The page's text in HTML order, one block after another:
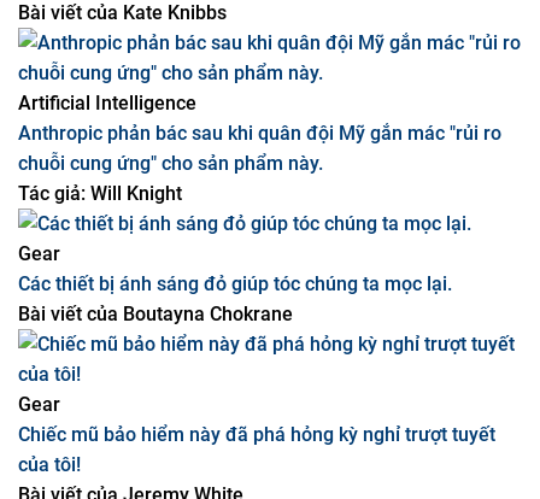
OpenAI sa thải một nhân viên vì giao dịch nội bộ trên thị
trường dự đoán.
Bài viết của Kate Knibbs
Artificial Intelligence
Anthropic phản bác sau khi quân đội Mỹ gắn mác "rủi ro
chuỗi cung ứng" cho sản phẩm này.
Tác giả:
Gear
Các thiết bị ánh sáng đỏ giúp tóc chúng ta mọc lại.
Bài viết của
Gear